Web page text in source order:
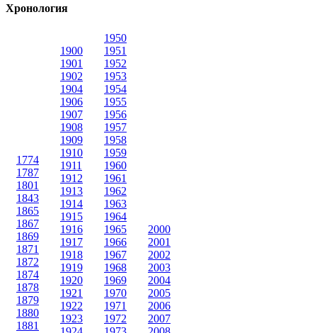
Хронология
1774
1787
1801
1843
1865
1867
1869
1871
1872
1874
1878
1879
1880
1881
1900
1901
1902
1904
1906
1907
1908
1909
1910
1911
1912
1913
1914
1915
1916
1917
1918
1919
1920
1921
1922
1923
1950
1951
1952
1953
1954
1955
1956
1957
1958
1959
1960
1961
1962
1963
1964
1965
1966
1967
1968
1969
1970
1971
1972
2000
2001
2002
2003
2004
2005
2006
2007